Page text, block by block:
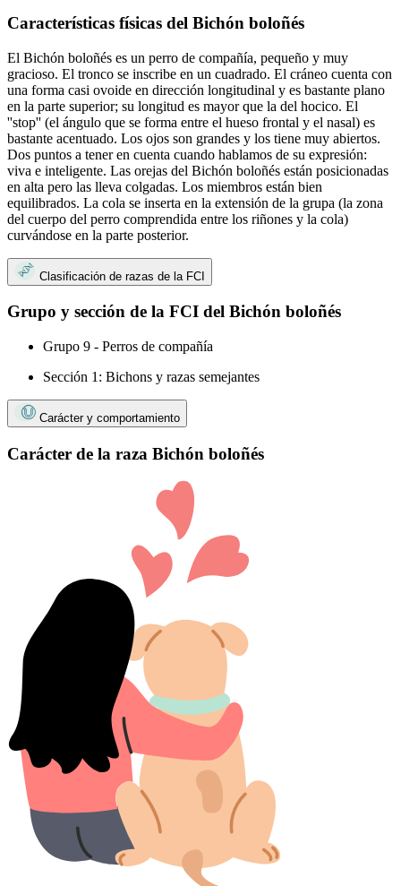
Características físicas del Bichón boloñés
El Bichón boloñés es un perro de compañía, pequeño y muy
gracioso. El tronco se inscribe en un cuadrado. El cráneo cuenta con
una forma casi ovoide en dirección longitudinal y es bastante plano
en la parte superior; su longitud es mayor que la del hocico. El
''stop'' (el ángulo que se forma entre el hueso frontal y el nasal) es
bastante acentuado. Los ojos son grandes y los tiene muy abiertos.
Dos puntos a tener en cuenta cuando hablamos de su expresión:
viva e inteligente. Las orejas del Bichón boloñés están posicionadas
en alta pero las lleva colgadas. Los miembros están bien
equilibrados. La cola se inserta en la extensión de la grupa (la zona
del cuerpo del perro comprendida entre los riñones y la cola)
curvándose en la parte posterior.
Clasificación de razas de la FCI
Grupo y sección de la FCI del Bichón boloñés
Grupo 9 - Perros de compañía
Sección 1: Bichons y razas semejantes
Carácter y comportamiento
Carácter de la raza Bichón boloñés